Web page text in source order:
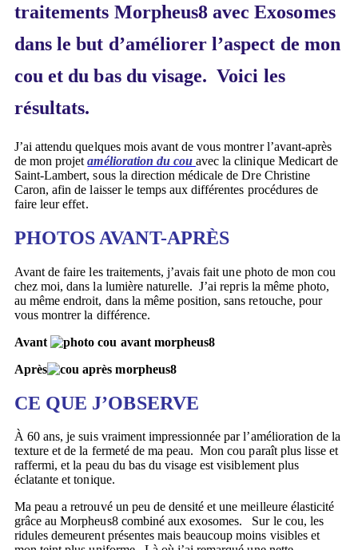
traitements Morpheus8 avec Exosomes
dans le but d’améliorer l’aspect de mon
cou et du bas du visage. Voici les
résultats.
J’ai attendu quelques mois avant de vous montrer l’avant-après
de mon projetamélioration du cou avec la clinique Medicart de
Saint-Lambert, sous la direction médicale de Dre Christine
Caron, afin de laisser le temps aux différentes procédures de
faire leur effet.
PHOTOS AVANT-APRÈS
Avant de faire les traitements, j’avais fait une photo de mon cou
chez moi, dans la lumière naturelle. J’ai repris la même photo,
au même endroit, dans la même position, sans retouche, pour
vous montrer la différence.
Avant
Après
CE QUE J’OBSERVE
À 60 ans, je suis vraiment impressionnée par l’amélioration de la
texture et de la fermeté de ma peau. Mon cou paraît plus lisse et
raffermi, et la peau du bas du visage est visiblement plus
éclatante et tonique.
Ma peau a retrouvé un peu de densité et une meilleure élasticité
grâce au Morpheus8 combiné aux exosomes. Sur le cou, les
ridules demeurent présentes mais beaucoup moins visibles et